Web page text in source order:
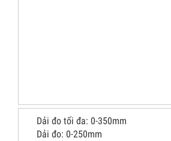
Dải đo tối đa: 0-350mm
Dải đo: 0-250mm